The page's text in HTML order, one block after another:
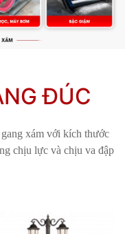
ĐÚC
xám với kích thước
chịu lực và chịu va đập